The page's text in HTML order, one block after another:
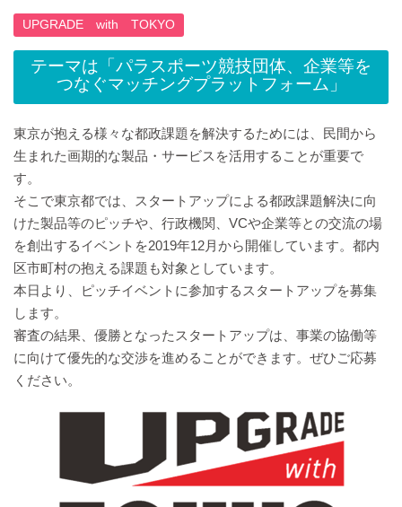
UPGRADE with TOKYO
テーマは「パラスポーツ競技団体、企業等を
つなぐマッチングプラットフォーム」
東京が抱える様々な都政課題を解決するためには、民間から
生まれた画期的な製品・サービスを活用することが重要で
す。
そこで東京都では、スタートアップによる都政課題解決に向
けた製品等のピッチや、行政機関、VCや企業等との交流の場
を創出するイベントを2019年12月から開催しています。都内
区市町村の抱える課題も対象としています。
本日より、ピッチイベントに参加するスタートアップを募集
します。
審査の結果、優勝となったスタートアップは、事業の協働等
に向けて優先的な交渉を進めることができます。ぜひご応募
ください。